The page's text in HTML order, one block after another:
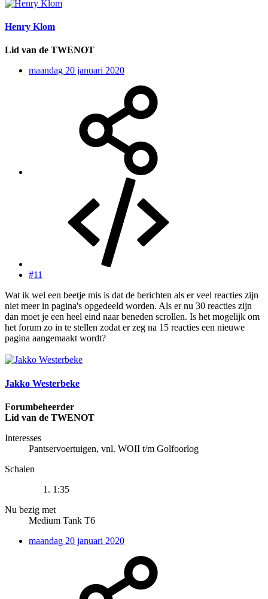
Henry Klom
Lid van de TWENOT
maandag 20 januari 2020
#11
Wat ik wel een beetje mis is dat de berichten als er veel reacties zijn
niet meer in pagina's opgedeeld worden. Als er nu 30 reacties zijn
dan moet je een heel eind naar beneden scrollen. Is het mogelijk om
het forum zo in te stellen zodat er zeg na 15 reacties een nieuwe
pagina aangemaakt wordt?
Jakko Westerbeke
Forumbeheerder
Lid van de TWENOT
Interesses
Pantservoertuigen, vnl. WOII t/m Golfoorlog
Schalen
1:35
Nu bezig met
Medium Tank T6
maandag 20 januari 2020